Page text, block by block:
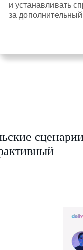
и устанавливать
за дополнительный